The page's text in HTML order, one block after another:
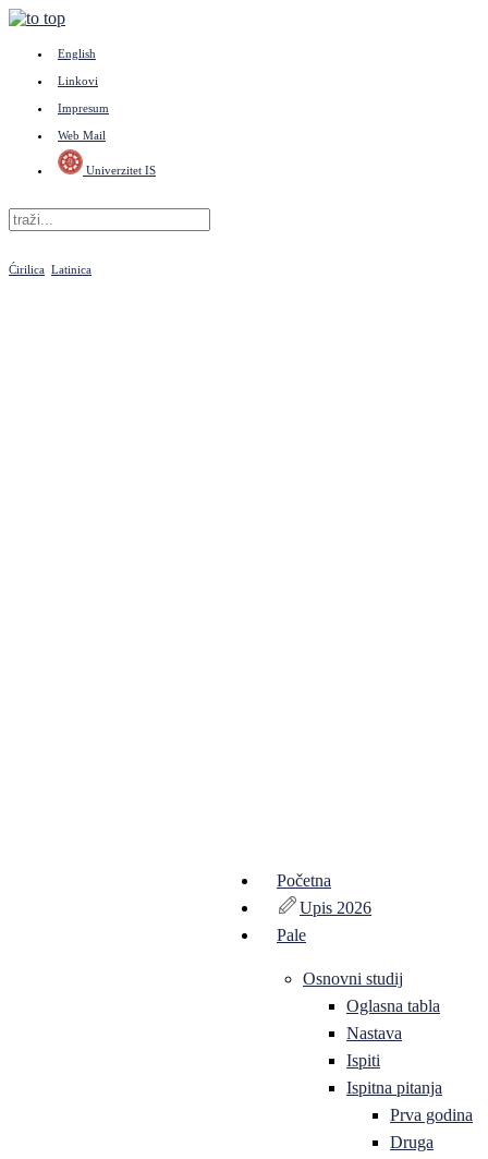
English
Linkovi
Impresum
Web Mail
Univerzitet IS
Ćirilica Latinica
Početna
Upis 2026
Pale
Osnovni studij
Oglasna tabla
Nastava
Ispiti
Ispitna pitanja
Prva godina
Druga